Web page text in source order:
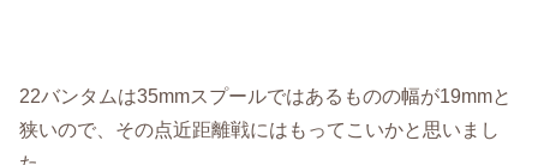
22バンタムは35mmスプールではあるものの幅が19mmと
狭いので、その点近距離戦にはもってこいかと思いまし